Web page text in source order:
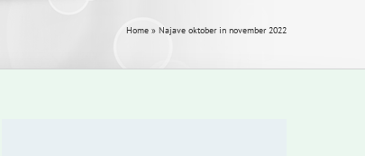
Home » Najave oktober in november 2022